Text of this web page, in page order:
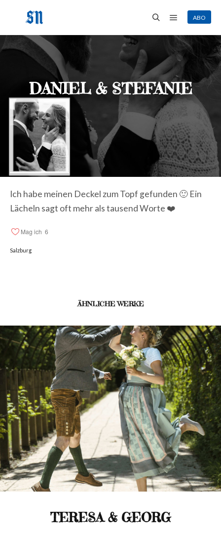
ABO
DANIEL & STEFANIE
Ich habe meinen Deckel zum Topf gefunden 🙂 Ein
Lächeln sagt oft mehr als tausend Worte ❤️
Mag ich 6
Salzburg
ÄHNLICHE WERKE
TERESA & GEORG